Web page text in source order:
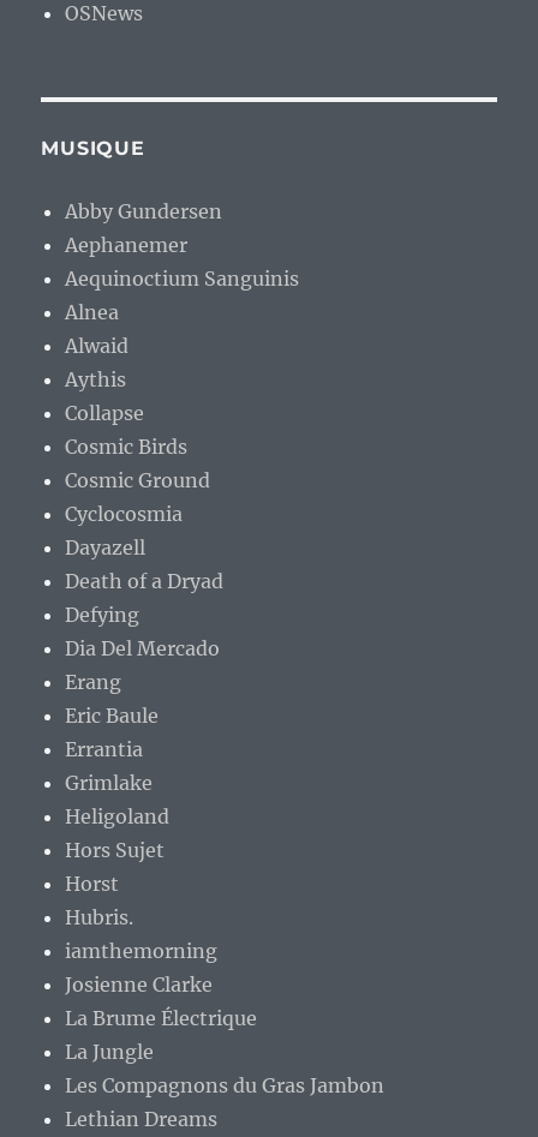
OSNews
MUSIQUE
Abby Gundersen
Aephanemer
Aequinoctium Sanguinis
Alnea
Alwaid
Aythis
Collapse
Cosmic Birds
Cosmic Ground
Cyclocosmia
Dayazell
Death of a Dryad
Defying
Dia Del Mercado
Erang
Eric Baule
Errantia
Grimlake
Heligoland
Hors Sujet
Horst
Hubris.
iamthemorning
Josienne Clarke
La Brume Électrique
La Jungle
Les Compagnons du Gras Jambon
Lethian Dreams